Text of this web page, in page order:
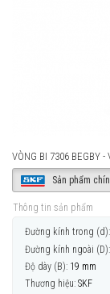
VÒNG BI 7306 BEGBY -
Sản phẩm
Thông tin sản phẩm
Đường kính trong (d):
Đường kính ngoài (D):
Độ dày (B): 19 mm
Thương hiệu: SKF